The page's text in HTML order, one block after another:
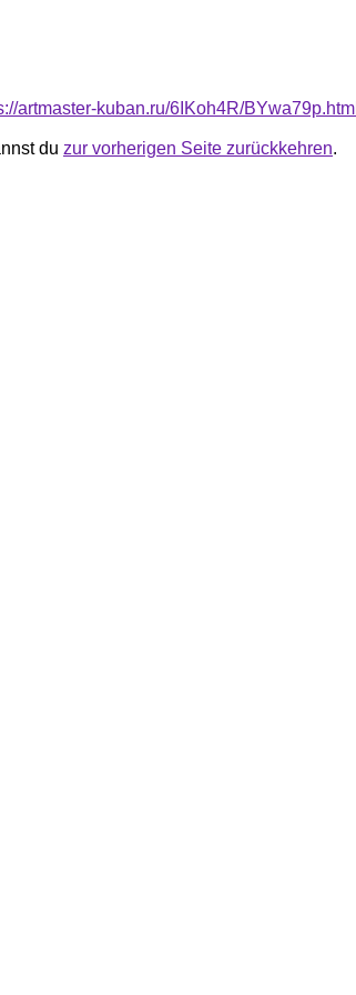
artmaster-kuban.ru/6IKoh4R/BYwa79p.html
du zur vorherigen Seite zurückkehren.